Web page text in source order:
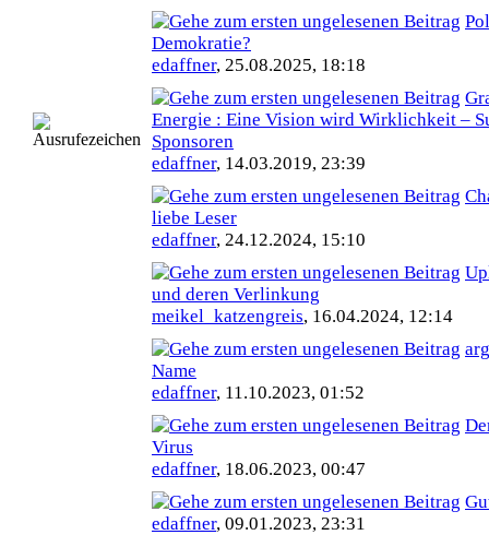
Demokratie?
edaffner, 25.08.2025, 18:18
Energie : Eine Vision wird Wirklichkeit –
Sponsoren
edaffner, 14.03.2019, 23:39
liebe Leser
edaffner, 24.12.2024, 15:10
und deren Verlinkung
meikel_katzengreis, 16.04.2024, 12:14
Name
edaffner, 11.10.2023, 01:52
Virus
edaffner, 18.06.2023, 00:47
edaffner, 09.01.2023, 23:31